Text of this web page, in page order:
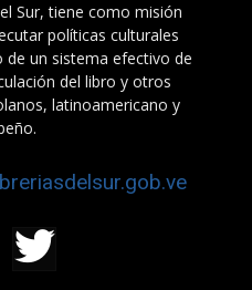
Sur, tiene como misión
políticas culturales
un sistema efectivo de
del libro y otros
latinoamericano y